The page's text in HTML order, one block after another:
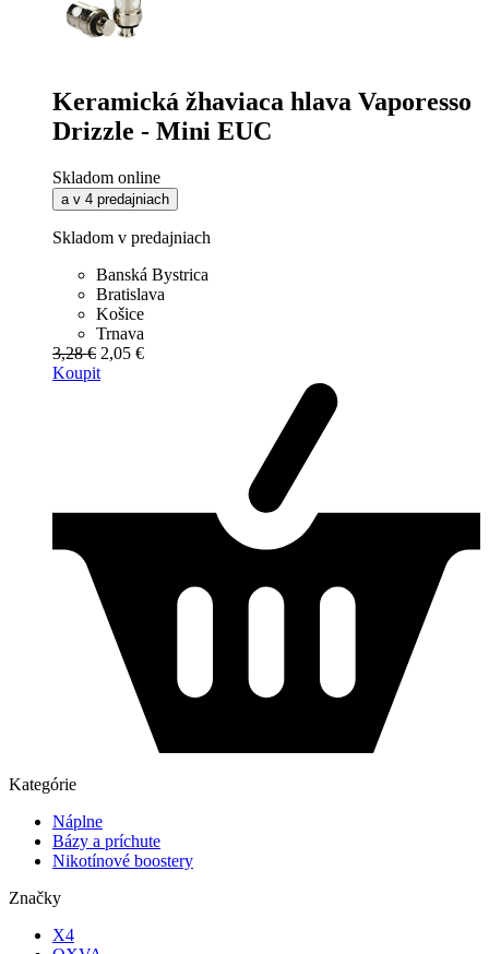
Keramická žhaviaca hlava Vaporesso
Drizzle - Mini EUC
Skladom online
a v 4 predajniach
Skladom v predajniach
Banská Bystrica
Bratislava
Košice
Trnava
3,28 € 2,05 €
Koupit
Kategórie
Náplne
Bázy a príchute
Nikotínové boostery
Značky
X4